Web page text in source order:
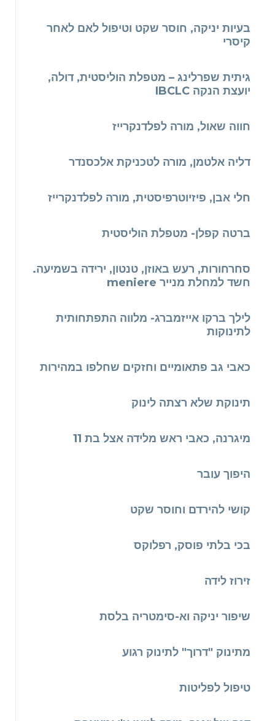
בעיות יניקה, חוסר שקט וטיפול לאם לאחר
קיסרי
גיתית שפרלינג – מטפלת הוליסטית, דולה,
יועצת הנקה IBCLC
חווה שאול, מורה לפלדנקרייז
דליה אלטמן, מורה לטכניקת אלכסנדר
חלי אבן, פיזיוטרפיסטית, מורה לפלדנקרייז
ברטה קפלן- מטפלת הוליסטית
סחרחורות, רעש באוזן, טנטון, ירידה בשמיעה.
חשד למחלת מנייר meniere
לילך ברקו אייזמברג- מלווה התפתחותית
לתינוקות
כאבי גב פתאומיים וחזקים שחלפו במהירות
תינוקת שלא רצתה לינוק
מיגרנה, כאבי ראש מלידה אצל בת 11
היפוך עובר
קושי להירדם וחוסר שקט
בכי בלתי פוסק, רפלוקס
זירוז לידה
שיפור יניקה וא-סימטריה בלסת
מתינוק "דרוך" לתינוק רגוע
טיפול לפליטות